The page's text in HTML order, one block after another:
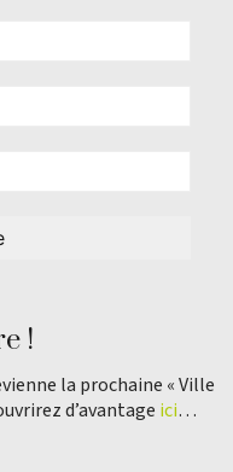
!
la prochaine « Ville
d’avantage ici…